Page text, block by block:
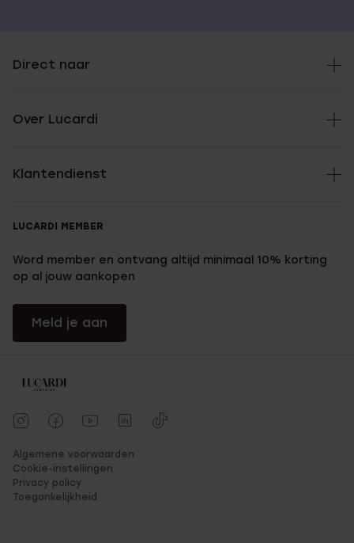
Direct naar
Over Lucardi
Klantendienst
LUCARDI MEMBER
Word member en ontvang altijd minimaal 10% korting
op al jouw aankopen
Meld je aan
Algemene voorwaarden
Cookie-instellingen
Privacy policy
Toegankelijkheid